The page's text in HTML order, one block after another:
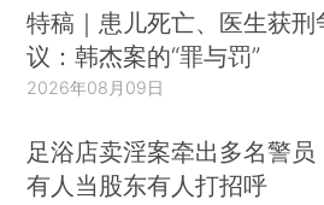
特稿｜患儿死亡、医生获刑
议：韩杰案的“罪与罚”
2026年08月09日
足浴店卖淫案牵出多名警员
有人当股东有人打招呼